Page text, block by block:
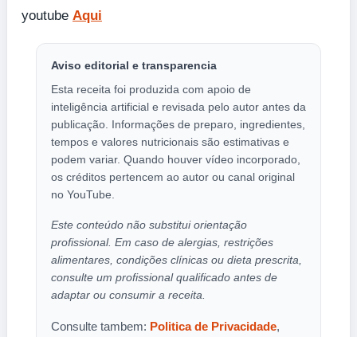
youtube Aqui
Aviso editorial e transparencia
Esta receita foi produzida com apoio de
inteligência artificial e revisada pelo autor antes da
publicação. Informações de preparo, ingredientes,
tempos e valores nutricionais são estimativas e
podem variar. Quando houver vídeo incorporado,
os créditos pertencem ao autor ou canal original
no YouTube.
Este conteúdo não substitui orientação
profissional. Em caso de alergias, restrições
alimentares, condições clínicas ou dieta prescrita,
consulte um profissional qualificado antes de
adaptar ou consumir a receita.
Consulte tambem: Politica de Privacidade,